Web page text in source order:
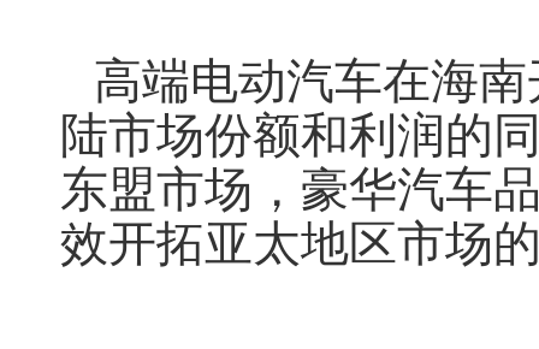
高端电动汽车在海
陆市场份额和利润的
东盟市场， 豪华汽车
效开拓亚太地区市场